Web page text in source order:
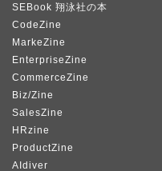
SEBook 翔泳社の本
CodeZine
MarkeZine
EnterpriseZine
CommerceZine
Biz/Zine
SalesZine
HRzine
ProductZine
AIdiver